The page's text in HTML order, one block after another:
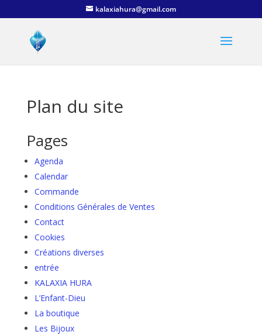
kalaxiahura@gmail.com
Plan du site
Pages
Agenda
Calendar
Commande
Conditions Générales de Ventes
Contact
Cookies
Créations diverses
entrée
KALAXIA HURA
L’Enfant-Dieu
La boutique
Les Bijoux